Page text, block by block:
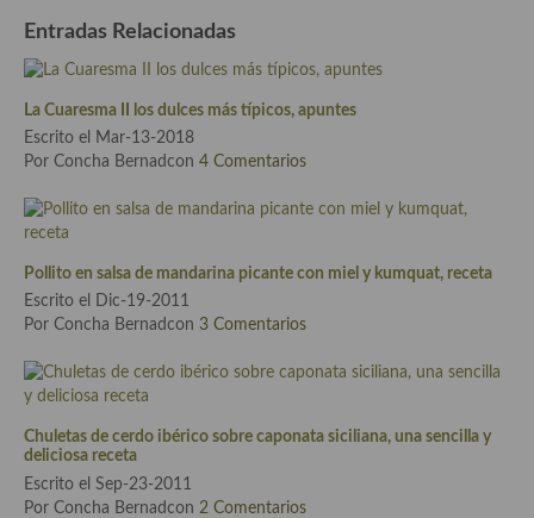
Entradas Relacionadas
La Cuaresma II los dulces más típicos, apuntes
Escrito el Mar-13-2018
Por Concha Bernadcon 4 Comentarios
Pollito en salsa de mandarina picante con miel y kumquat, receta
Escrito el Dic-19-2011
Por Concha Bernadcon 3 Comentarios
Chuletas de cerdo ibérico sobre caponata siciliana, una sencilla y
deliciosa receta
Escrito el Sep-23-2011
Por Concha Bernadcon 2 Comentarios